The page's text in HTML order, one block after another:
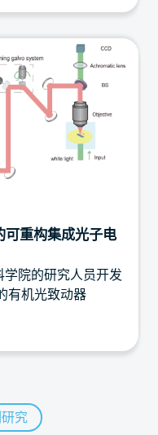
重构集成光子电
院的研究人员开发
有机光致动器
究